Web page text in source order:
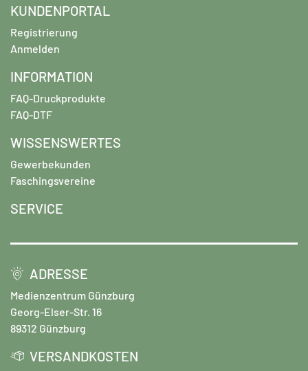
KUNDENPORTAL
Registrierung
Anmelden
INFORMATION
FAQ-Druckprodukte
FAQ-DTF
WISSENSWERTES
Gewerbekunden
Faschingsvereine
SERVICE
ADRESSE
Medienzentrum Günzburg
Georg-Elser-Str. 16
89312 Günzburg
VERSANDKOSTEN